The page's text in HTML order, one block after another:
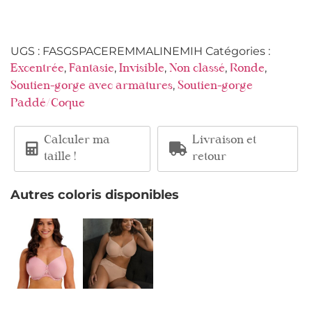
UGS : FASGSPACEREMMALINEMIH Catégories :
Excentrée, Fantasie, Invisible, Non classé, Ronde,
Soutien-gorge avec armatures, Soutien-gorge
Paddé/Coque
Calculer ma
taille !
Livraison et
retour
Autres coloris disponibles